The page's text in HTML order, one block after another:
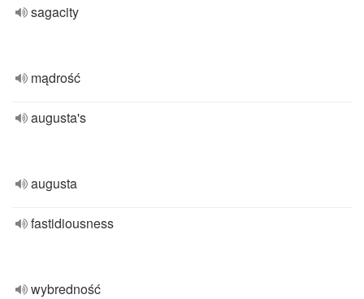
sagacity
mądrość
augusta's
augusta
fastidiousness
wybredność